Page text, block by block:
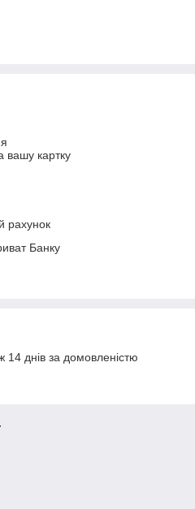
вашу картку
рахунок
Банку
днів за домовленістю